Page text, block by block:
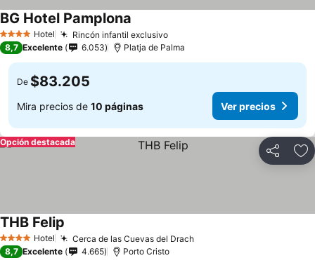
4 EstrellasHotel Rincón infantil exclusivoVer precios
BG Hotel Pamplona
8,7 Excelente 6.053 Platja de Palma
De $83.205
Mira precios de 10 páginas Ver precios
Compartir
Opción destacada
4 EstrellasHotel Cerca de las Cuevas del DrachVer precios
THB Felip
8,7 Excelente 4.665 Porto Cristo